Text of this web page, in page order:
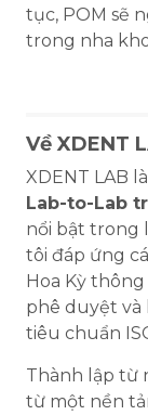
tục, POM sẽ
trong nha
Về XDENT
XDENT LAB
Lab-to-Lab
nổi bật trong
tôi đáp ứng
Hoa Kỳ
phê duyệt
tiêu chuẩn
Thành lập từ
từ một nền